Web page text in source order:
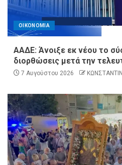
ΟΙΚΟΝΟΜΙΑ
ΑΑΔΕ: Άνοιξε εκ νέου το
διορθώσεις μετά την
7 Αυγούστου 2026